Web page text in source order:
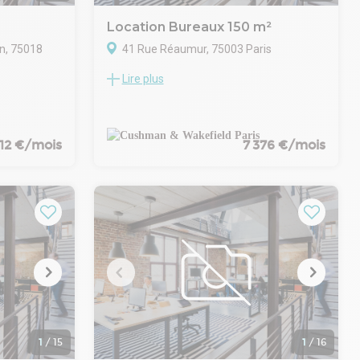
75018
des
fois
une
de repos
toute
€/mois
Location Bureaux 150 m²
41 Rue Réaumur, 75003 Paris
Cushman & Wakefield vous propose des
immeuble de charme, offrant :
Parquet et moulures pour un cadre
Une cuisine équipée et sanitaires privatifs,
Un grand balcon.
Ces espaces sont parfaits pour allier
confort et fonctionnalité. Reprise de bail -
contactez-nous pour plus d'informations
et une visite rapide !
Lire plus
7 376 €/mois
1 / 15 1 /16